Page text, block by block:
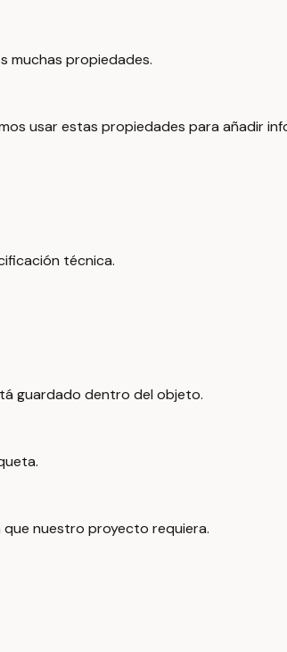
muchas propiedades.
usar estas propiedades para añadir
técnica.
guardado dentro del objeto.
nuestro proyecto requiera.